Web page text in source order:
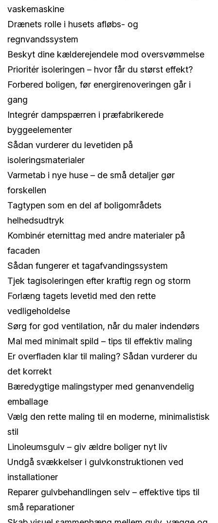
vaskemaskine
Drænets rolle i husets afløbs- og
regnvandssystem
Beskyt dine kælderejendele mod oversvømmelse
Prioritér isoleringen – hvor får du størst effekt?
Forbered boligen, før energirenoveringen går i
gang
Integrér dampspærren i præfabrikerede
byggeelementer
Sådan vurderer du levetiden på
isoleringsmaterialer
Varmetab i nye huse – de små detaljer gør
forskellen
Tagtypen som en del af boligområdets
helhedsudtryk
Kombinér eternittag med andre materialer på
facaden
Sådan fungerer et tagafvandingssystem
Tjek tagisoleringen efter kraftig regn og storm
Forlæng tagets levetid med den rette
vedligeholdelse
Sørg for god ventilation, når du maler indendørs
Mal med minimalt spild – tips til effektiv maling
Er overfladen klar til maling? Sådan vurderer du
det korrekt
Bæredygtige malingstyper med genanvendelig
emballage
Vælg den rette maling til en moderne, minimalistisk
stil
Linoleumsgulv – giv ældre boliger nyt liv
Undgå svækkelser i gulvkonstruktionen ved
installationer
Reparer gulvbehandlingen selv – effektive tips til
små reparationer